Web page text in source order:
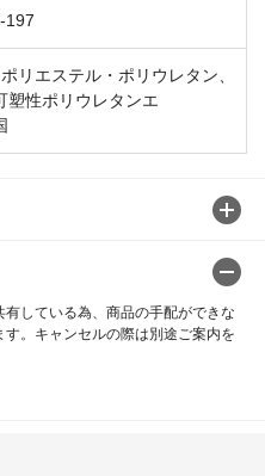
197
リエステル・ポリウレタン、
塑性ポリウレタンエ
している為、商品の手配ができな
。キャンセルの際は別途ご案内を